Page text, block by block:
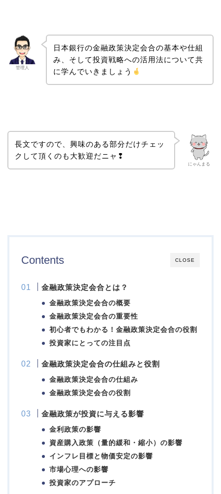
管理人
日本銀行の金融政策決定会合の基本や仕組
み、そして投資戦略への活用法について共
に学んでいきましょう
にゃんまる
長文ですので、興味のある部分だけチェッ
クして頂くのも大歓迎だニャ❢
CLOSE
Contents
金融政策決定会合とは？
金融政策決定会合の概要
金融政策決定会合の重要性
初心者でもわかる！金融政策決定会合の役割
投資家にとっての注目点
金融政策決定会合の仕組みと役割
金融政策決定会合の仕組み
金融政策決定会合の役割
金融政策が投資に与える影響
金利政策の影響
資産購入政策（量的緩和・縮小）の影響
インフレ目標と物価安定の影響
市場心理への影響
投資家のアプローチ